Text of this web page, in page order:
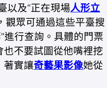
以及“正在現場人形立
觀眾可通過這些平臺搜
進行查詢。具體的門票
也不要試圖從他嘴裡挖
著實讓奇藝果影像她從